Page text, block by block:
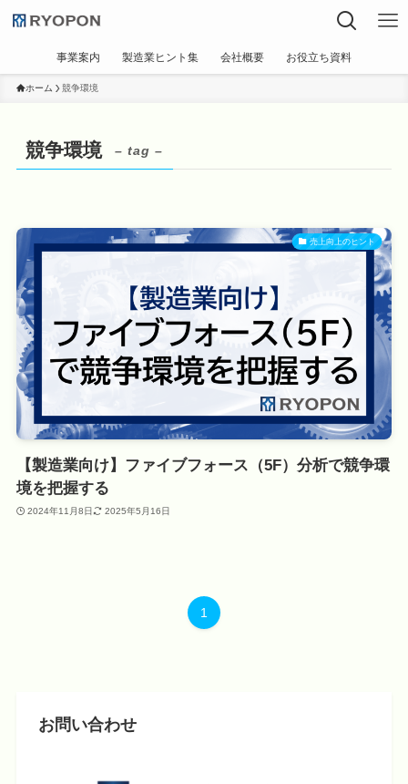
事業案内 製造業ヒント集 会社概要 お役立ち資料
ホーム 競争環境
競争環境 – tag –
売上向上のヒント
【製造業向け】ファイブフォース（5F）分析で競争環
境を把握する
2024年11月8日 2025年5月16日
1
お問い合わせ